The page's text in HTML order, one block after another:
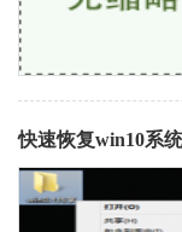
快速恢复win10系